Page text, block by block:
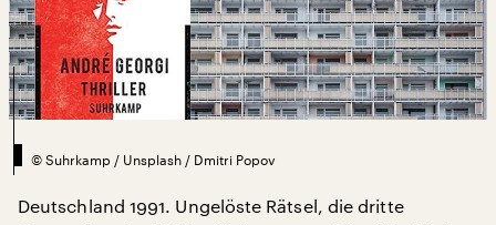
© Suhrkamp / Unsplash / Dmitri Popov
Deutschland 1991. Ungelöste Rätsel, die dritte